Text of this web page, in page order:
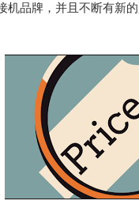
机品牌，并且不断有新